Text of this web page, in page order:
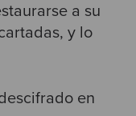
a su
y lo
en